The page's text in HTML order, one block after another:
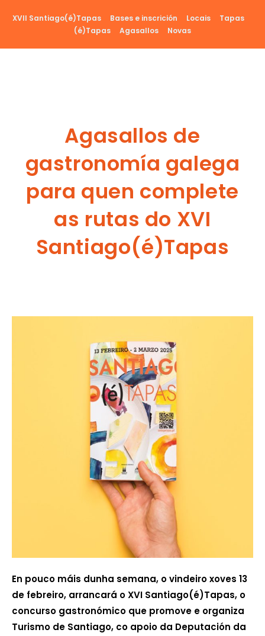
XVII Santiago(é)Tapas Bases e inscrición Locais
Tapas
(é)Tapas
Agasallos Novas
Agasallos de
gastronomía galega
para quen complete
as rutas do XVI
Santiago(é)Tapas
En pouco máis dunha semana, o vindeiro xoves 13
de febreiro, arrancará o XVI Santiago(é)Tapas, o
concurso gastronómico que promove e organiza
Turismo de Santiago, co apoio da Deputación da